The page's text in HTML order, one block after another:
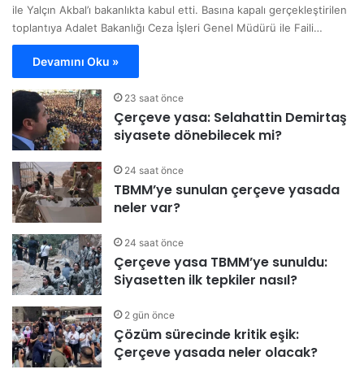
ile Yalçın Akbal’ı bakanlıkta kabul etti. Basına kapalı gerçekleştirilen
toplantıya Adalet Bakanlığı Ceza İşleri Genel Müdürü ile Faili…
Devamını Oku »
23 saat önce
Çerçeve yasa: Selahattin Demirtaş
siyasete dönebilecek mi?
24 saat önce
TBMM’ye sunulan çerçeve yasada
neler var?
24 saat önce
Çerçeve yasa TBMM’ye sunuldu:
Siyasetten ilk tepkiler nasıl?
2 gün önce
Çözüm sürecinde kritik eşik:
Çerçeve yasada neler olacak?